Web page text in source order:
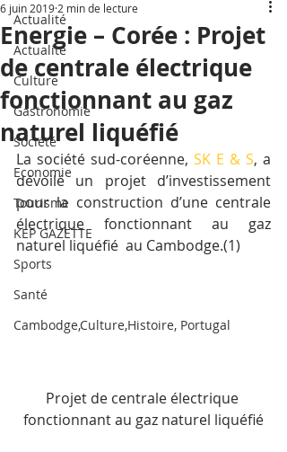
Actualité
Actualité
Culture
Gastronomie
Société
Economie
Tourisme
KEP GAZETTE
Sports
Santé
Cambodge,Culture,Histoire, Portugal
Energie – Corée : Projet
de centrale électrique
fonctionnant au gaz
naturel liquéfié
6 juin 2019 2 min de lecture
La société sud-coréenne, SK E & S, a
dévoilé un projet d’investissement
pour la construction d’une centrale
électrique fonctionnant au gaz
naturel liquéfié  au Cambodge.(1)
Projet de centrale électrique
fonctionnant au gaz naturel liquéfié